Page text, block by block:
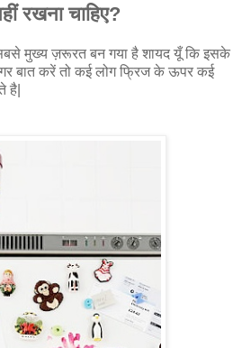
रखना चाहिए?
मुख्य ज़रूरत बन गया है शायद यूँ कि इसके
बात करें तो कई लोग फ्रिज के ऊपर कई
है|